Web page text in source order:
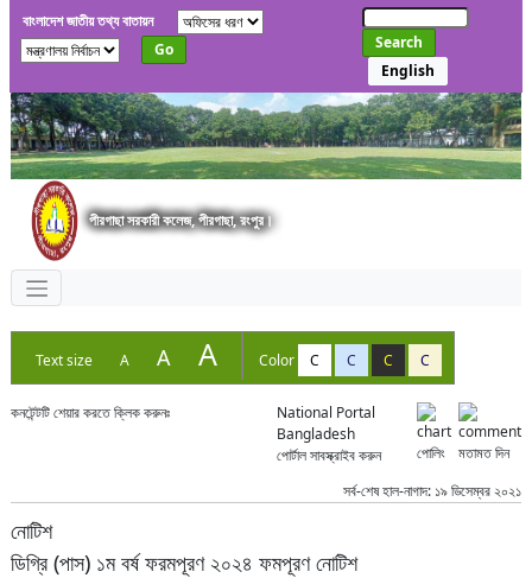
বাংলাদেশ জাতীয় তথ্য বাতায়ন
Go
Search
English
পীরগাছা সরকারী কলেজ, পীরগাছা, রংপুর।
Text size A A A Color C C C C
কনটেন্টটি শেয়ার করতে ক্লিক করুনঃ
National Portal
Bangladesh
পোর্টাল সাবস্ক্রাইব করুন
পোলিং
মতামত দিন
সর্ব-শেষ হাল-নাগাদ: ১৯ ডিসেম্বর ২০২১
নোটিশ
ডিগ্রি (পাস) ১ম বর্ষ ফরমপূরণ ২০২৪ ফমপূরণ নোটিশ